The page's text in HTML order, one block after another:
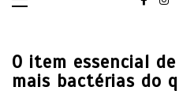
O item essencial
mais bactérias do